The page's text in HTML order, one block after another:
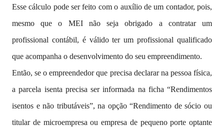
Esse cálculo pode ser feito com o auxílio de um contador, pois,
mesmo que o MEI não seja obrigado a contratar um
profissional contábil, é válido ter um profissional qualificado
que acompanha o desenvolvimento do seu empreendimento.
Então, se o empreendedor que precisa declarar na pessoa física,
a parcela isenta precisa ser informada na ficha “Rendimentos
isentos e não tributáveis”, na opção “Rendimento de sócio ou
titular de microempresa ou empresa de pequeno porte optante